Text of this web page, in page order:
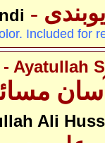
Included for
Ayatullah
Ali